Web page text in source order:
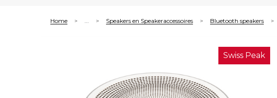
Home > ... > Speakers en Speakeraccessoires > Bluetooth speakers >
Swiss Peak